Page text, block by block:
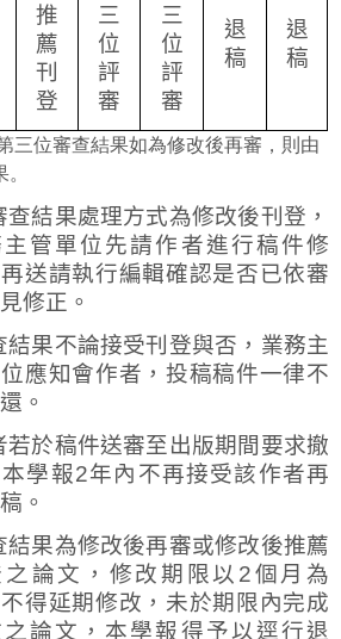
推
薦
刊
登
三
位
評
審
三
位
評
審
退
稿
退
稿
果如為修改後再審，則由
查結果處理方式為修改後刊登，
主管單位先請作者進行稿件修
送請執行編輯確認是否已依審
修正。
結果不論接受刊登與否，業務主
應知會作者，投稿稿件一律不
。
若於稿件送審至出版期間要求撤
學報2年內不再接受該作者再
。
結果為修改後再審或修改後推薦
之論文，修改期限以 2個月為
得延期修改，未於期限內完成
論文，本學報得予以逕行退